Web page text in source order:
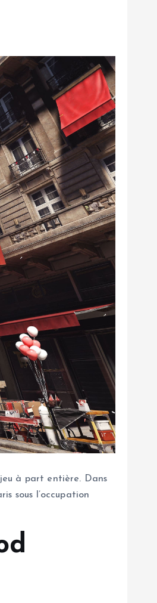
à part entière. Dans
sous l’occupation